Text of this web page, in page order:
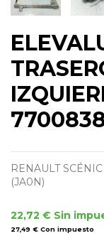
RENAULT
(JA0N)
22,72 € Sin
27,49 € Con impuesto